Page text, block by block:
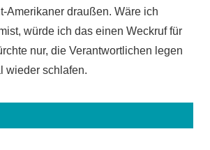
Amerikaner draußen. Wäre ich
würde ich das einen Weckruf für
nur, die Verantwortlichen legen
wieder schlafen.